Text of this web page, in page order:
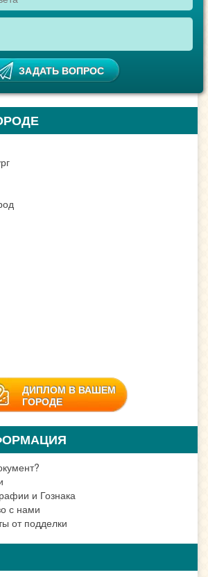
ДИПЛОМ В ВАШЕМ
ГОРОДЕ
и Гознака
с нами
от подделки